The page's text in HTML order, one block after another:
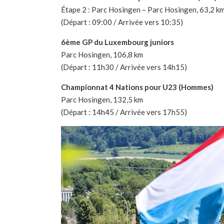
Étape 2 : Parc Hosingen – Parc Hosingen, 63,2
(Départ : 09:00 / Arrivée vers 10:35)
6ème GP du Luxembourg juniors
Parc Hosingen, 106,8 km
(Départ : 11h30 / Arrivée vers 14h15)
Championnat 4 Nations pour U23 (Hommes)
Parc Hosingen, 132,5 km
(Départ : 14h45 / Arrivée vers 17h55)